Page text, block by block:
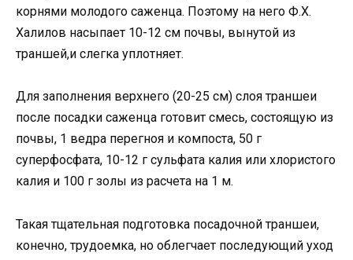
корнями молодого саженца. Поэтому на него Ф.Х.
Халилов насыпает 10-12 см почвы, вынутой из
траншей,и слегка уплотняет.
Для заполнения верхнего (20-25 см) слоя траншеи
после посадки саженца готовит смесь, состоящую из
почвы, 1 ведра перегноя и компоста, 50 г
суперфосфата, 10-12 г сульфата калия или хлористого
калия и 100 г золы из расчета на 1 м.
Такая тщательная подготовка посадочной траншеи,
конечно, трудоемка, но облегчает последующий уход